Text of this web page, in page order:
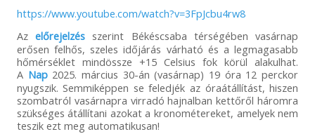
https://www.youtube.com/watch?v=3FpJcbu4rw8
Azelőrejelzés szerint Békéscsaba térségében vasárnap
erősen felhős, szeles időjárás várható és a legmagasabb
hőmérséklet mindössze +15 Celsius fok körül alakulhat.
A Nap2025. március 30-án (vasárnap) 19 óra 12 perckor
nyugszik. Semmiképpen se feledjék az óraátállítást, hiszen
szombatról vasárnapra virradó hajnalban kettőről háromra
szükséges átállítani azokat a kronométereket, amelyek nem
teszik ezt meg automatikusan!